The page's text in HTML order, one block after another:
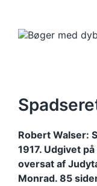
Robert Walser:
1917. Udgivet
oversat af
Monrad. 85